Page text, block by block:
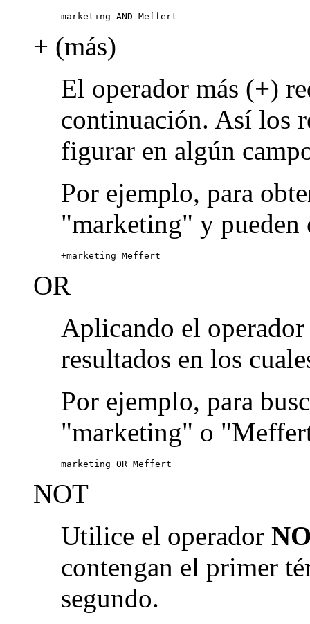
marketing AND Meffert
+ (más)
El operador más (+)
continuación. Así los
figurar en algún
Por ejemplo, para
"marketing" y
+marketing Meffert
OR
Aplicando el
resultados en los
Por ejemplo, para
"marketing" o
marketing OR Meffert
NOT
Utilice el operador
contengan el primer
segundo.